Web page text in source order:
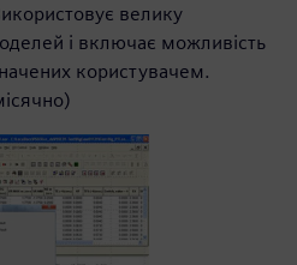
велику
і включає можливість
користувачем.